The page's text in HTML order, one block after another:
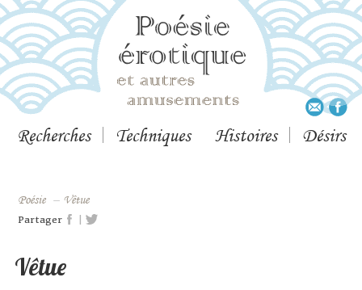
Recherches Techniques Histoires Désirs
Poésie – Vêtue
Partager |
Vêtue